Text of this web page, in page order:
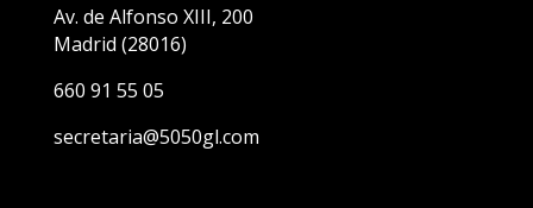
Av. de Alfonso XIII, 200
Madrid (28016)
660 91 55 05
secretaria@5050gl.com